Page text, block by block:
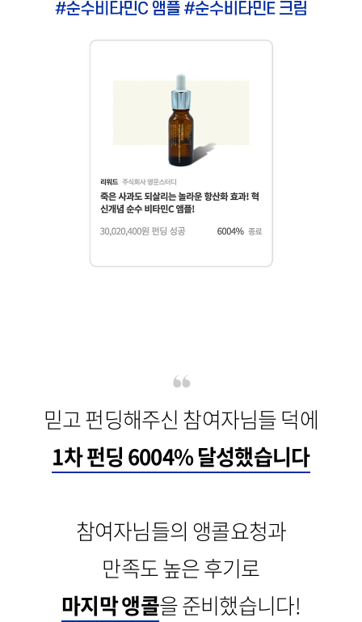
믿고 펀딩해주신 참여자님들 덕에
1차 펀딩 6004% 달성했습니다
참여자님들의 앵콜요청과
만족도 높은 후기로
마지막 앵콜을 준비했습니다!